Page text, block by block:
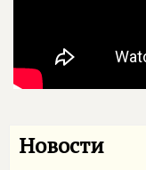
Новости